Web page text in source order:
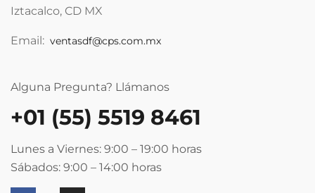
Iztacalco, CD MX
Email: ventasdf@cps.com.mx
Alguna Pregunta? Llámanos
+01 (55) 5519 8461
Lunes a Viernes: 9:00 – 19:00 horas
Sábados: 9:00 – 14:00 horas